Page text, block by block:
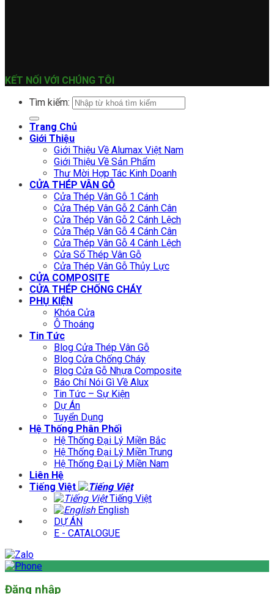
KẾT NỐI VỚI CHÚNG TÔI
Tìm kiếm:
Trang Chủ
Giới Thiệu
Giới Thiệu Về Alumax Việt Nam
Giới Thiệu Về Sản Phẩm
Thư Mời Hợp Tác Kinh Doanh
CỬA THÉP VÂN GỖ
Cửa Thép Vân Gỗ 1 Cánh
Cửa Thép Vân Gỗ 2 Cánh Cân
Cửa Thép Vân Gỗ 2 Cánh Lệch
Cửa Thép Vân Gỗ 4 Cánh Cân
Cửa Thép Vân Gỗ 4 Cánh Lệch
Cửa Sổ Thép Vân Gỗ
Cửa Thép Vân Gỗ Thủy Lực
CỬA COMPOSITE
CỬA THÉP CHỐNG CHÁY
PHỤ KIỆN
Khóa Cửa
Ô Thoáng
Tin Tức
Blog Cửa Thép Vân Gỗ
Blog Cửa Chống Cháy
Blog Cửa Gỗ Nhựa Composite
Báo Chí Nói Gì Về Alux
Tin Tức – Sự Kiện
Dự Án
Tuyển Dụng
Hệ Thống Phân Phối
Hệ Thống Đại Lý Miền Bắc
Hệ Thống Đại Lý Miền Trung
Hệ Thống Đại Lý Miền Nam
Liên Hệ
Tiếng Việt
Tiếng Việt
English
DỰ ÁN
E - CATALOGUE
Đăng nhập